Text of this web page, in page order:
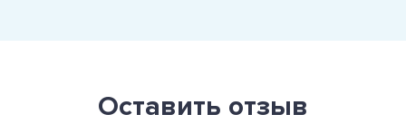
Оставить отзыв